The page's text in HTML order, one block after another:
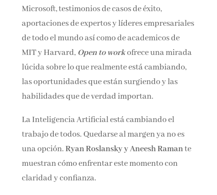
Microsoft, testimonios de casos de éxito,
aportaciones de expertos y líderes empresariales
de todo el mundo así como de academicos de
MIT y Harvard, Open to workofrece una mirada
lúcida sobre lo que realmente está cambiando,
las oportunidades que están surgiendo y las
habilidades que de verdad importan.
La Inteligencia Artificial está cambiando el
trabajo de todos. Quedarse al margen ya no es
una opción.Ryan Roslansky y Aneesh Ramante
muestran cómo enfrentar este momento con
claridad y confianza.